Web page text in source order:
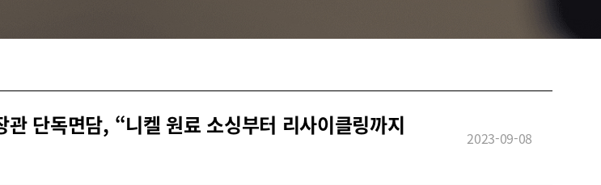
단독면담, “니켈 원료 소싱부터 리사이클링까지
2023-09-08